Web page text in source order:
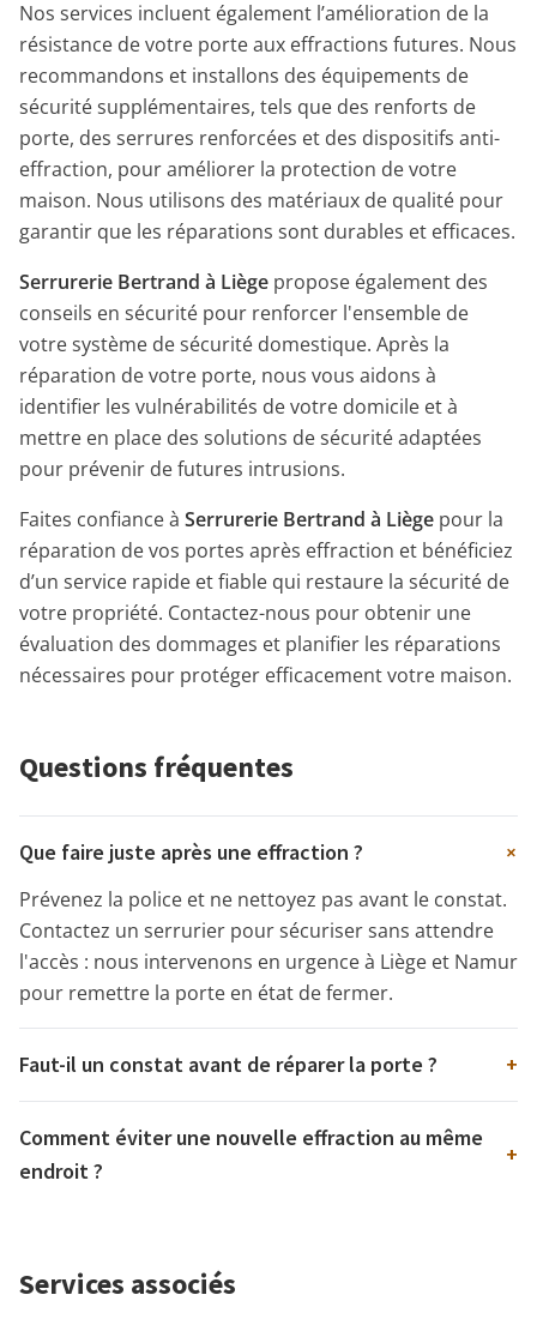
Nos services incluent également l’amélioration de la
résistance de votre porte aux effractions futures. Nous
recommandons et installons des équipements de
sécurité supplémentaires, tels que des renforts de
porte, des serrures renforcées et des dispositifs anti-
effraction, pour améliorer la protection de votre
maison. Nous utilisons des matériaux de qualité pour
garantir que les réparations sont durables et efficaces.
Serrurerie Bertrand à Liège propose également des
conseils en sécurité pour renforcer l'ensemble de
votre système de sécurité domestique. Après la
réparation de votre porte, nous vous aidons à
identifier les vulnérabilités de votre domicile et à
mettre en place des solutions de sécurité adaptées
pour prévenir de futures intrusions.
Faites confiance à Serrurerie Bertrand à Liège pour la
réparation de vos portes après effraction et bénéficiez
d’un service rapide et fiable qui restaure la sécurité de
votre propriété. Contactez-nous pour obtenir une
évaluation des dommages et planifier les réparations
nécessaires pour protéger efficacement votre maison.
Questions fréquentes
Que faire juste après une effraction ? +
Prévenez la police et ne nettoyez pas avant le constat.
Contactez un serrurier pour sécuriser sans attendre
l'accès : nous intervenons en urgence à Liège et Namur
pour remettre la porte en état de fermer.
Faut-il un constat avant de réparer la porte ? +
Comment éviter une nouvelle effraction au même
endroit ?
+
Services associés